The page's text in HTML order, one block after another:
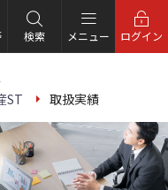
検索 メニュー ログイン
ST 取扱実績